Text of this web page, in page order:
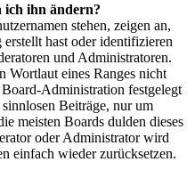
ich ihn ändern?
stehen, zeigen an,
hast oder identifizieren
und Administratoren.
Wortlaut eines Ranges nicht
Administration festgelegt
Beiträge, nur um
meisten Boards dulden dieses
oder Administrator wird
einfach wieder zurücksetzen.